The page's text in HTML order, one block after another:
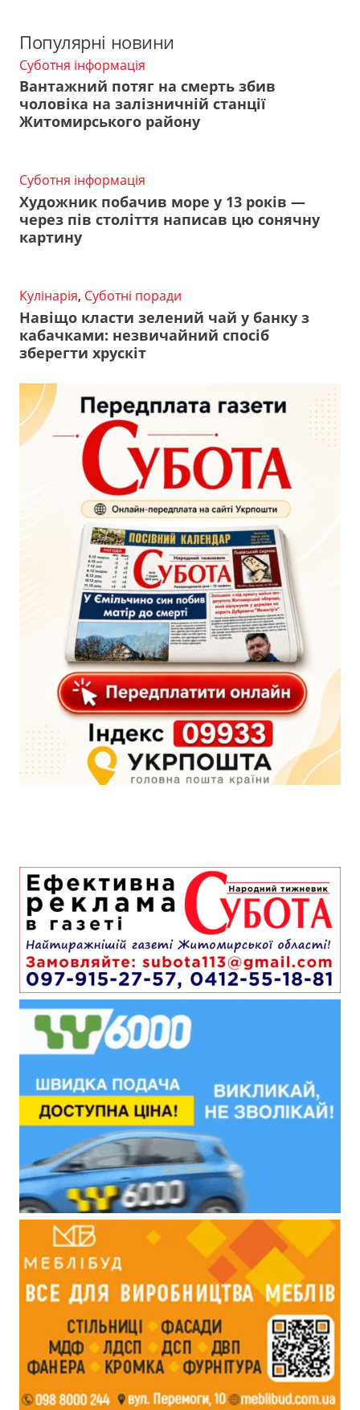
Популярні новини
Суботня інформація
Вантажний потяг на смерть збив
чоловіка на залізничній станції
Житомирського району
Суботня інформація
Художник побачив море у 13 років —
через пів століття написав цю сонячну
картину
Кулінарія, Суботні поради
Навіщо класти зелений чай у банку з
кабачками: незвичайний спосіб
зберегти хрускіт